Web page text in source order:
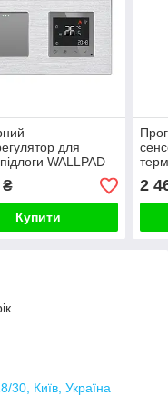
для
WALLPAD
з
вимикачем,
Купити
2
30, Київ, Україна